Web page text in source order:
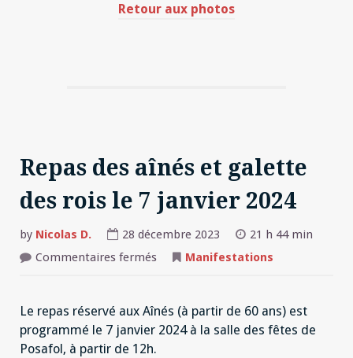
Retour aux photos
Repas des aînés et galette
des rois le 7 janvier 2024
by Nicolas D. 28 décembre 2023
21 h 44 min
Commentaires ferméssur
galette
des
rois
Manifestations
Le repas réservé aux Aînés (à partir de 60 ans) est
programmé le 7 janvier 2024 à la salle des fêtes de
Posafol, à partir de 12h.